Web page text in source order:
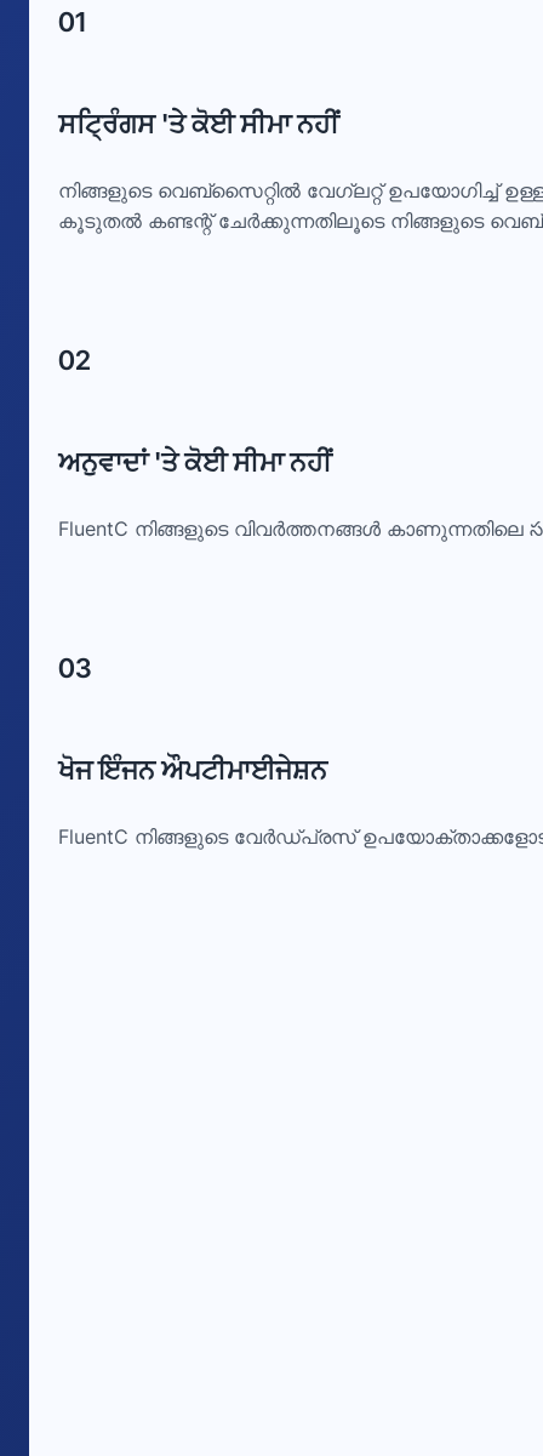
01
ਸਟ੍ਰਿੰਗਸ 'ਤੇ ਕੋਈ ਸੀਮਾ ਨਹੀਂ
നിങ്ങളുടെ വെബ്സൈറ്റിൽ വേഗ്‌ലറ്റ് ഉപയോഗിച്ച്
കൂടുതൽ കണ്ടന്റ് ചേർക്കുന്നതിലൂടെ നിങ്ങളുടെ
02
ਅਨੁਵਾਦਾਂ 'ਤੇ ਕੋਈ ਸੀਮਾ ਨਹੀਂ
FluentC നിങ്ങളുടെ വിവർത്തനങ്ങൾ കാണുന്നതിലെ
03
ਖੋਜ ਇੰਜਨ ਔਪਟੀਮਾਈਜੇਸ਼ਨ
FluentC നിങ്ങളുടെ വേർഡ്പ്രസ്